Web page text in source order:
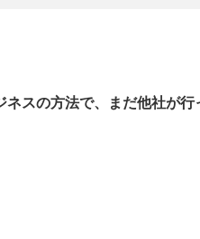
ネスの方法で、まだ他社が行